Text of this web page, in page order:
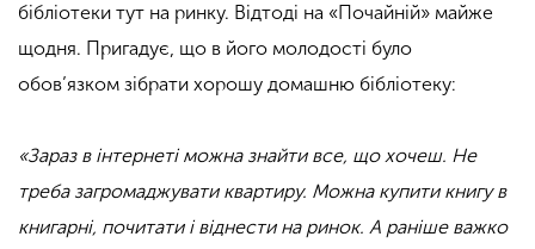
бібліотеки тут на ринку. Відтоді на «Почайній» майже
щодня. Пригадує, що в його молодості було
обов’язком зібрати хорошу домашню бібліотеку:
«Зараз в інтернеті можна знайти все, що хочеш. Не
треба загромаджувати квартиру. Можна купити книгу в
книгарні, почитати і віднести на ринок. А раніше важко